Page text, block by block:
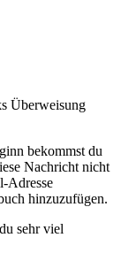
Überweisung
bekommst du
Nachricht nicht
Adresse
hinzuzufügen.
sehr viel